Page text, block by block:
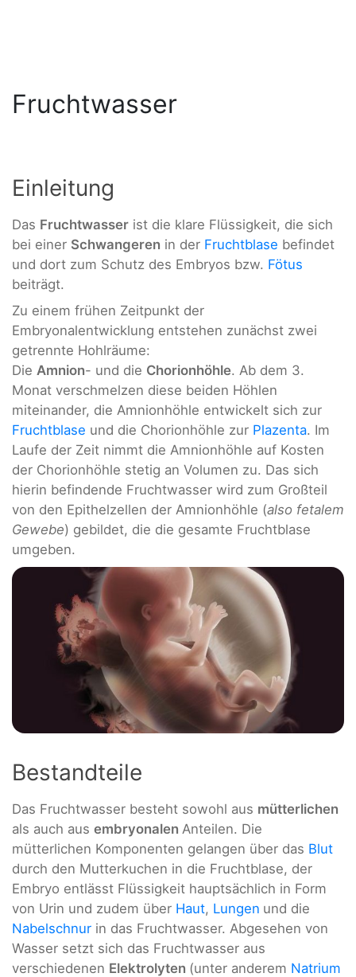
Fruchtwasser
Einleitung
Das Fruchtwasser ist die klare Flüssigkeit, die sich
bei einer Schwangeren in der Fruchtblase befindet
und dort zum Schutz des Embryos bzw. Fötus
beiträgt.
Zu einem frühen Zeitpunkt der
Embryonalentwicklung entstehen zunächst zwei
getrennte Hohlräume:
Die Amnion- und die Chorionhöhle. Ab dem 3.
Monat verschmelzen diese beiden Höhlen
miteinander, die Amnionhöhle entwickelt sich zur
Fruchtblase und die Chorionhöhle zur Plazenta. Im
Laufe der Zeit nimmt die Amnionhöhle auf Kosten
der Chorionhöhle stetig an Volumen zu. Das sich
hierin befindende Fruchtwasser wird zum Großteil
von den Epithelzellen der Amnionhöhle (also fetalem
Gewebe) gebildet, die die gesamte Fruchtblase
umgeben.
Bestandteile
Das Fruchtwasser besteht sowohl aus mütterlichen
als auch aus embryonalen Anteilen. Die
mütterlichen Komponenten gelangen über das Blut
durch den Mutterkuchen in die Fruchtblase, der
Embryo entlässt Flüssigkeit hauptsächlich in Form
von Urin und zudem über Haut, Lungen und die
Nabelschnur in das Fruchtwasser. Abgesehen von
Wasser setzt sich das Fruchtwasser aus
verschiedenen Elektrolyten (unter anderem Natrium